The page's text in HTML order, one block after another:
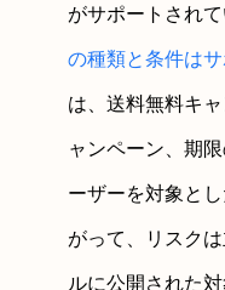
がサポートされ
の種類と条件は
は、送料無料キ
ャンペーン、期
ーザーを対象と
がって、リスク
ルに公開された